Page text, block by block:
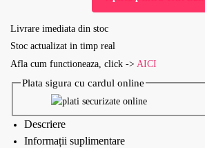
Livrare imediata din stoc
Stoc actualizat in timp real
Afla cum functioneaza, click -> AICI
Plata sigura cu cardul online
Descriere
Informații suplimentare